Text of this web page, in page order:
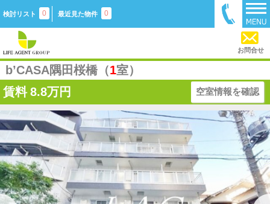
検討リスト 0 最近見た物件 0
お問合せ
b’CASA隅田桜橋（1室）
賃料 8.8万円 空室情報を確認